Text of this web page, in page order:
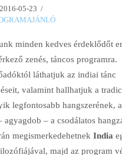
2016-05-23
minden kedves érdeklődőt
zenés, táncos programra.
láthatjuk az indiai tánc
valamint hallhatjuk a
legfontosabb hangszerének, a
agyagdob – a csodálatos
megismerkedehetnek India
majd az program